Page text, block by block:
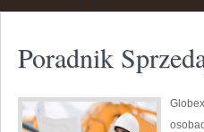
Poradnik